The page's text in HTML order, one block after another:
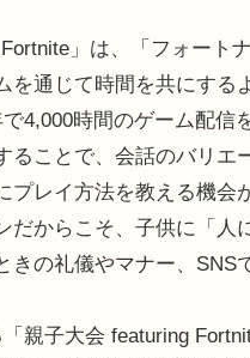
」は、「フォート
を通じて時間を共にす
4,000時間のゲーム配信
ことで、会話のバリエ
プレイ方法を教える機会
だからこそ、子供に「
きの礼儀やマナー、
親子大会 featuring